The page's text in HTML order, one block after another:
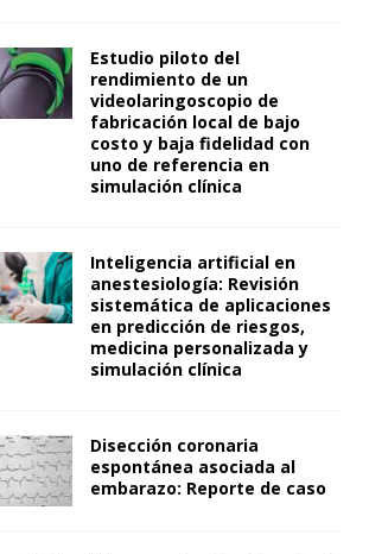
Estudio piloto del
rendimiento de un
videolaringoscopio de
fabricación local de bajo
costo y baja fidelidad con
uno de referencia en
simulación clínica
Inteligencia artificial en
anestesiología: Revisión
sistemática de aplicaciones
en predicción de riesgos,
medicina personalizada y
simulación clínica
Disección coronaria
espontánea asociada al
embarazo: Reporte de caso